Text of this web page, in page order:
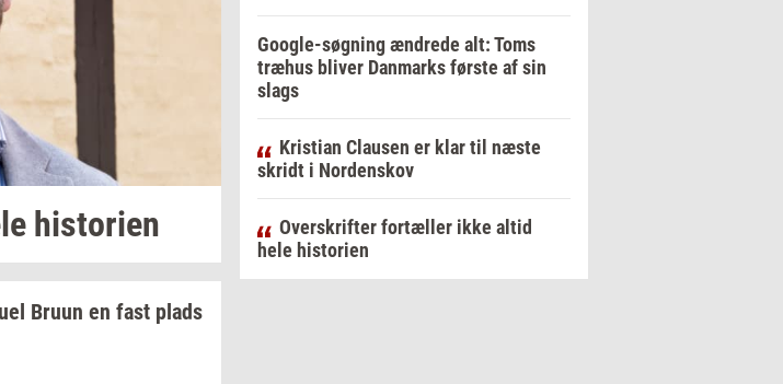
hi­sto­ri­en
Bruun en fast plads
Google-søgning ændrede alt: Toms
træhus bliver Danmarks første af sin
slags
Kristian Clausen er klar til næste
skridt i Nordenskov
Overskrifter fortæller ikke altid
hele historien